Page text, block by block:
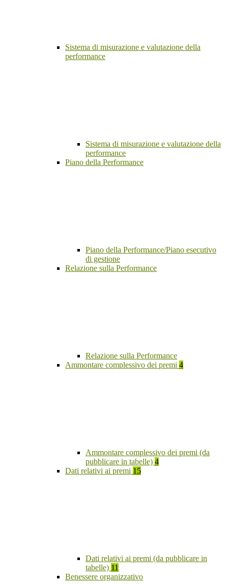
Sistema di misurazione e valutazione della
performance
Sistema di misurazione e valutazione della
performance
Piano della Performance
Piano della Performance/Piano esecutivo
di gestione
Relazione sulla Performance
Relazione sulla Performance
Ammontare complessivo dei premi 4
Ammontare complessivo dei premi (da
pubblicare in tabelle) 4
Dati relativi ai premi 15
Dati relativi ai premi (da pubblicare in
tabelle) 11
Benessere organizzativo